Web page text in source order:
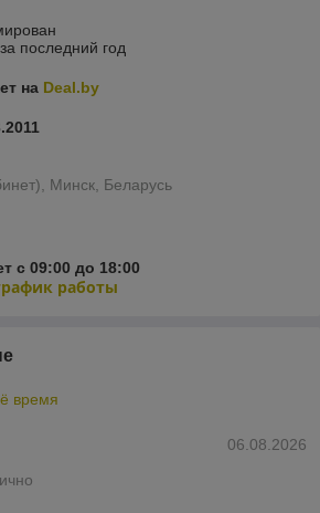
последний год
на Deal.by
Минск, Беларусь
с 09:00 до 18:00
работы
время
06.08.2026